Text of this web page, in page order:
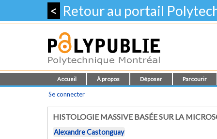
< Retour au portail
Accueil À propos Déposer Parcourir
Se connecter
HISTOLOGIE MASSIVE BASÉE SUR LA
Alexandre Castonguay